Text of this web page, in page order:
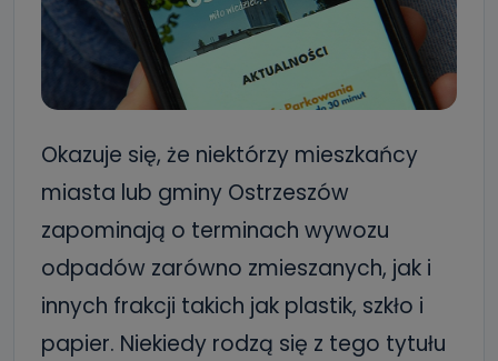
Okazuje się, że niektórzy mieszkańcy
miasta lub gminy Ostrzeszów
zapominają o terminach wywozu
odpadów zarówno zmieszanych, jak i
innych frakcji takich jak plastik, szkło i
papier. Niekiedy rodzą się z tego tytułu